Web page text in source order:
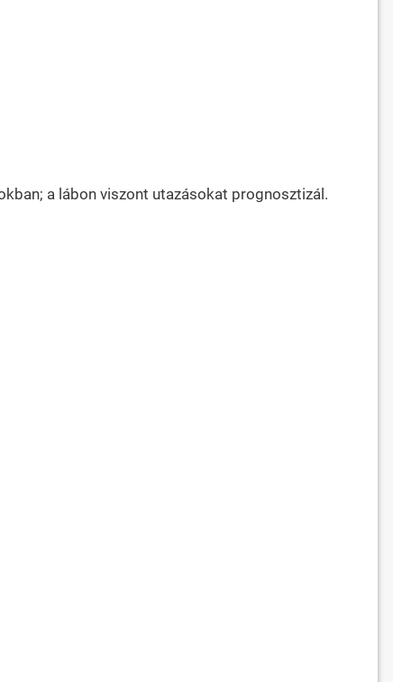
a lábon viszont utazásokat prognosztizál.